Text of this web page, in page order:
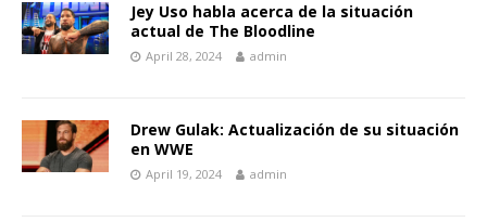
Jey Uso habla acerca de la situación
actual de The Bloodline
April 28, 2024 admin
Drew Gulak: Actualización de su situación
en WWE
April 19, 2024 admin